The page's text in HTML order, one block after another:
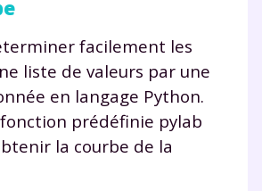
facilement les
liste de valeurs par une
en langage Python.
prédéfinie pylab
la courbe de la